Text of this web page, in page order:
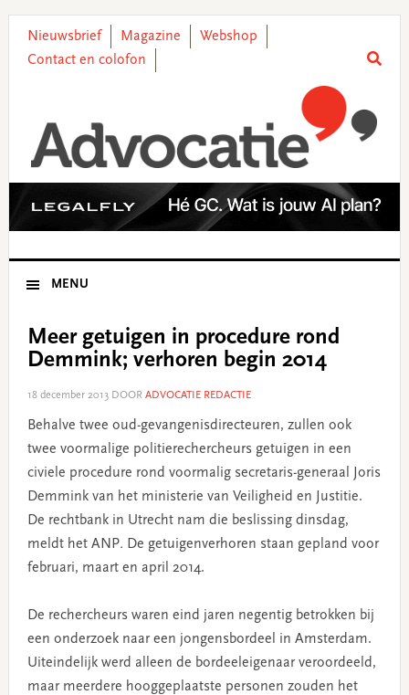
primary
main
primary
footer
Nieuwsbrief Magazine
Webshop
Contact en colofon
MENU
Meer getuigen in procedure rond
Demmink; verhoren begin 2014
18 december 2013DOOR ADVOCATIE REDACTIE
Behalve twee oud-gevangenisdirecteuren, zullen ook
twee voormalige politierechercheurs getuigen in een
civiele procedure rond voormalig secretaris-generaal Joris
Demmink van het ministerie van Veiligheid en Justitie.
De rechtbank in Utrecht nam die beslissing dinsdag,
meldt het ANP. De getuigenverhoren staan gepland voor
februari, maart en april 2014.
De rechercheurs waren eind jaren negentig betrokken bij
een onderzoek naar een jongensbordeel in Amsterdam.
Uiteindelijk werd alleen de bordeeleigenaar veroordeeld,
maar meerdere hooggeplaatste personen zouden het